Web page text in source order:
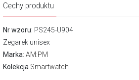
Cechy produktu
Nr wzoru: PS245-U904
Zegarek unisex
Marka: AM:PM
Kolekcja Smartwatch